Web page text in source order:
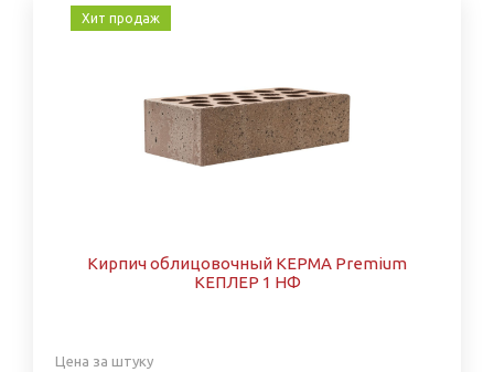
Хит продаж
Кирпич облицовочный КЕРМА Premium
КЕПЛЕР 1 НФ
Цена за штуку